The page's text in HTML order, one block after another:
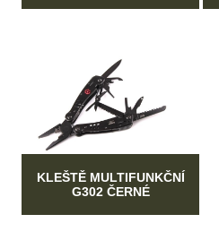
KLEŠTĚ MULTIFUNKČNÍ
G302 ČERNÉ